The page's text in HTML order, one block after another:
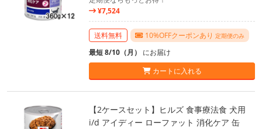
¥7,524
送料無料 10%OFFクーポンあり 定期便のみ
最短 8/10（月） にお届け
カートに入れる
【2ケースセット】ヒルズ 食事療法食 犬用
i/d アイディー ローファット 消化ケア 缶